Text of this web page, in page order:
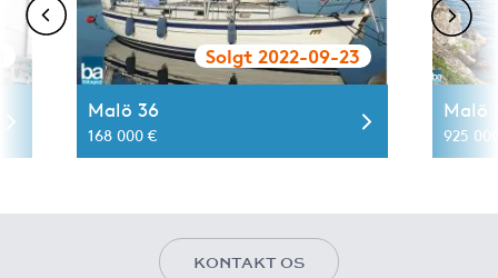
Solgt 2022-09-23
Malö 36
168 000 €
Malö
925
KONTAKT OS